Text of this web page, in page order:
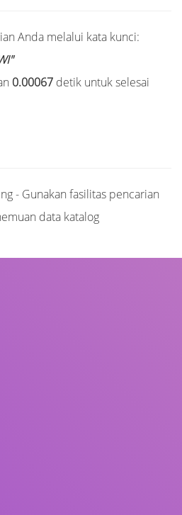
Anda melalui kata kunci:
0.00067 detik untuk selesai
- Gunakan fasilitas pencarian
data katalog